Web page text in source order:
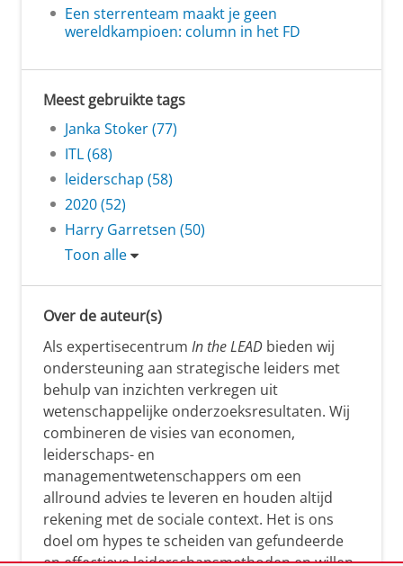
Een sterrenteam maakt je geen
wereldkampioen: column in het FD
Meest gebruikte tags
Janka Stoker (77)
ITL (68)
leiderschap (58)
2020 (52)
Harry Garretsen (50)
Toon alle
Over de auteur(s)
Als expertisecentrum In the LEAD bieden wij
ondersteuning aan strategische leiders met
behulp van inzichten verkregen uit
wetenschappelijke onderzoeksresultaten. Wij
combineren de visies van economen,
leiderschaps- en
managementwetenschappers om een
allround advies te leveren en houden altijd
rekening met de sociale context. Het is ons
doel om hypes te scheiden van gefundeerde